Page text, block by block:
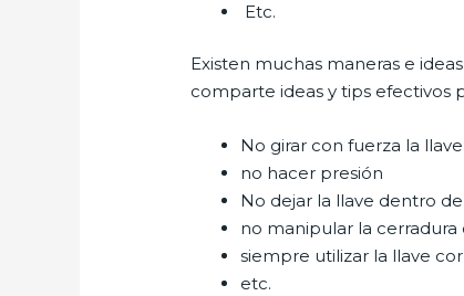
Etc.
Existen muchas maneras e
comparte ideas y tips efectivos
No girar con fuerza la llave
no hacer presión
No dejar la llave dentro
no manipular la
siempre utilizar la llave
etc.